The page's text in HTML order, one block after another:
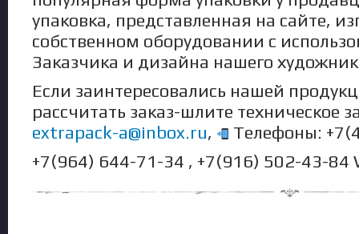
упаковка, представленная на сайте,
собственном оборудовании с
Заказчика и дизайна нашего
Если заинтересовались нашей
рассчитать заказ-шлите техническое
extrapack-a@inbox.ru,
Телефоны:
+7(964) 644-71-34 , +7(916) 502-43-84